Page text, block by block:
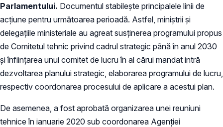
Parlamentului. Documentul stabilește principalele linii de
acțiune pentru următoarea perioadă. Astfel, miniștrii și
delegațiile ministeriale au agreat susținerea programului propus
de Comitetul tehnic privind cadrul strategic până în anul 2030
și înființarea unui comitet de lucru în al cărui mandat intră
dezvoltarea planului strategic, elaborarea programului de lucru,
respectiv coordonarea procesului de aplicare a acestui plan.
De asemenea, a fost aprobată organizarea unei reuniuni
tehnice în ianuarie 2020 sub coordonarea Agenției